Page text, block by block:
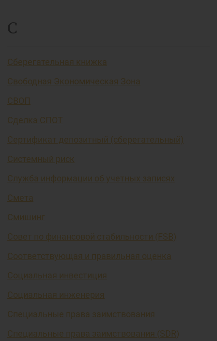
С
Сберегательная книжка
Свободная Экономическая Зона
СВОП
Сделка СПОТ
Сертификат депозитный (сберегательный)
Системный риск
Служба информации об учетных записях
Смета
Смишинг
Совет по финансовой стабильности (FSB)
Соответствующая и правильная оценка
Социальная инвестиция
Социальная инженерия
Специальные права заимствования
Специальные права заимствования (SDR)